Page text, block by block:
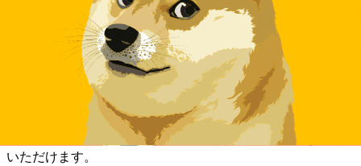
Xe 国際送金
オンラインの送金が迅速、安全、簡単に行えます。ライブの
追跡と通知に加え、柔軟な配信と支払いオプションをご利用
いただけます。